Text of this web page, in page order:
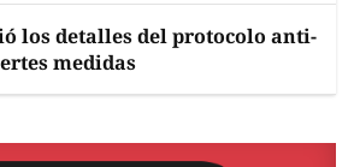
los detalles del protocolo anti-
medidas